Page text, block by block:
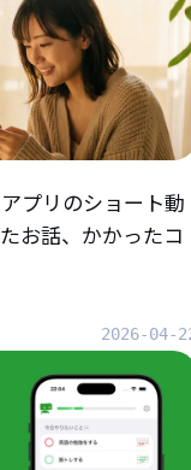
プリのショート動
お話、かかったコ
2026-04-